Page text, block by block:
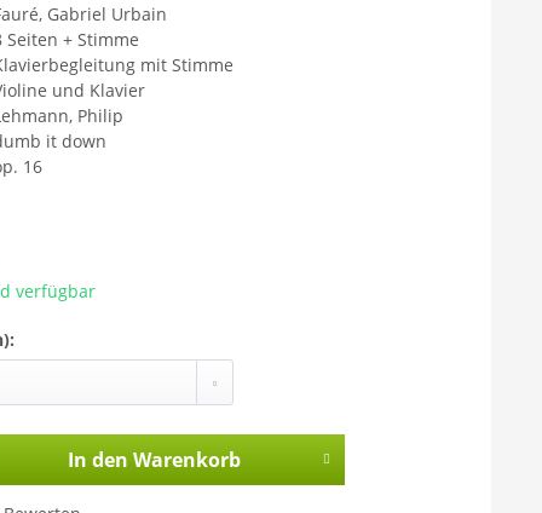
Gabriel Urbain
Seiten + Stimme
mit Stimme
und Klavier
Philip
it down
16
verfügbar
In den Warenkorb